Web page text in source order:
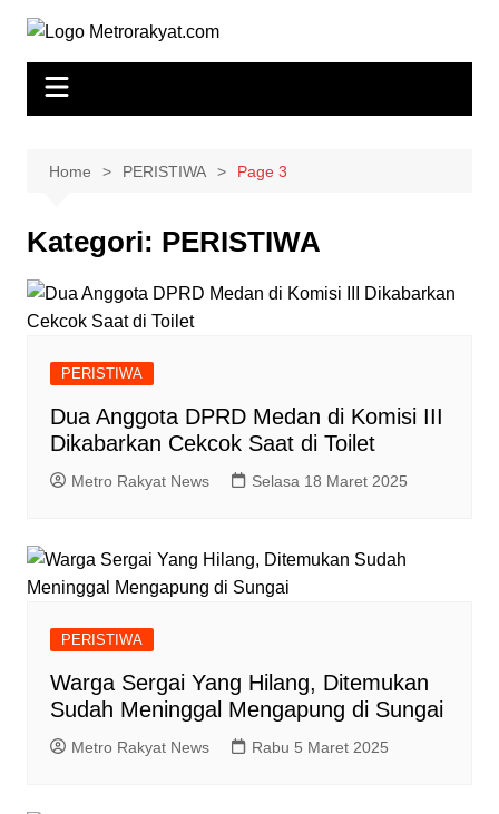
content
Home PERISTIWA Page 3
Kategori: PERISTIWA
PERISTIWA
Dua Anggota DPRD Medan di Komisi III
Dikabarkan Cekcok Saat di Toilet
Metro Rakyat News Selasa 18 Maret 2025
PERISTIWA
Warga Sergai Yang Hilang, Ditemukan
Sudah Meninggal Mengapung di Sungai
Metro Rakyat News Rabu 5 Maret 2025